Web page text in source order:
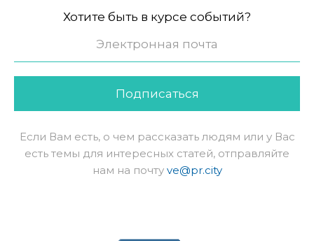
Хотите быть в курсе событий?
Подписаться
Если Вам есть, о чем рассказать людям или у Вас
есть темы для интересных статей, отправляйте
нам на почту ve@pr.city